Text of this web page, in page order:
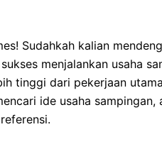
Sudahkah kalian
menjalankan usaha
tinggi dari pekerjaan
ide usaha